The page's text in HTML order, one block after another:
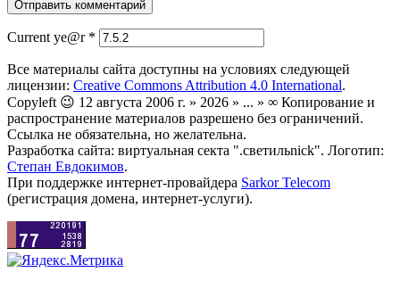
Current ye@r *
Все материалы сайта доступны на условиях следующей
лицензии: Creative Commons Attribution 4.0 International.
Copyleft 😉 12 августа 2006 г. » 2026 » ... » ∞ Копирование и
распространение материалов разрешено без ограничений.
Ссылка не обязательна, но желательна.
Разработка сайта: виртуальная секта ".светильnick". Логотип:
Степан Евдокимов.
При поддержке интернет-провайдера Sarkor Telecom
(регистрация домена, интернет-услуги).